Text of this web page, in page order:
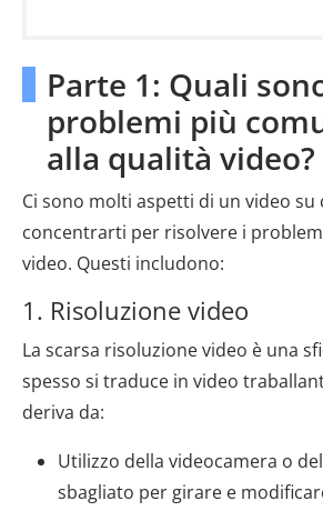
Parte 1: Quali
problemi più
alla qualità video?
Ci sono molti aspetti di un video su
concentrarti per risolvere i
video. Questi includono:
1. Risoluzione video
La scarsa risoluzione video è una
spesso si traduce in video
deriva da:
Utilizzo della videocamera o
sbagliato per girare e